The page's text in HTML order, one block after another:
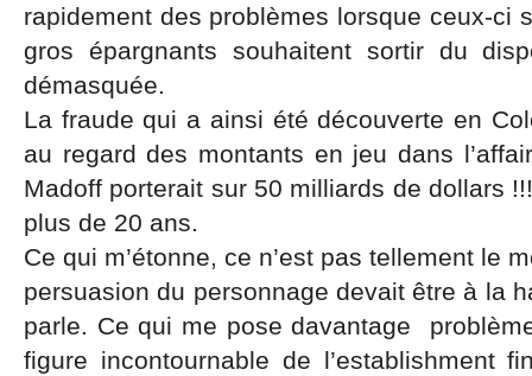
rapidement des problèmes lorsque ceux-ci
gros épargnants souhaitent sortir du
démasquée.
La fraude qui a ainsi été découverte en
au regard des montants en jeu dans
Madoff porterait sur 50 milliards de dollars
plus de 20 ans.
Ce qui m’étonne, ce n’est pas tellement le
persuasion du personnage devait être à la
parle. Ce qui me pose davantage
figure incontournable de l’establishment